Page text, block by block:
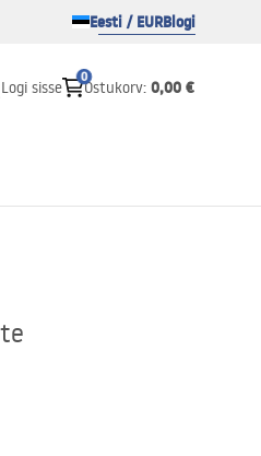
Eesti / EURBlogi
Logi sisse
0
Ostukorv: 0,00 €